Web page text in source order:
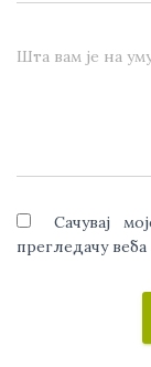
Шта вам је на
Сачувај
прегледачу